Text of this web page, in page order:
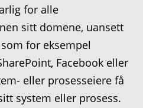
for alle
sitt domene, uansett
for eksempel
Facebook eller
eller prosesseiere få
system eller prosess.